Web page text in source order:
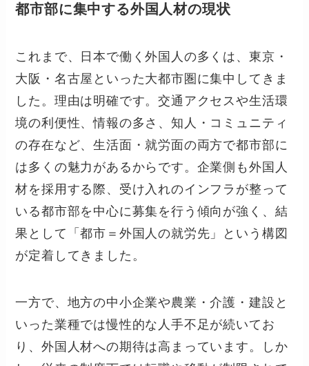
都市部に集中する外国人材の現状
これまで、日本で働く外国人の多くは、東京・
大阪・名古屋といった大都市圏に集中してきま
した。理由は明確です。交通アクセスや生活環
境の利便性、情報の多さ、知人・コミュニティ
の存在など、生活面・就労面の両方で都市部に
は多くの魅力があるからです。企業側も外国人
材を採用する際、受け入れのインフラが整って
いる都市部を中心に募集を行う傾向が強く、結
果として「都市＝外国人の就労先」という構図
が定着してきました。
一方で、地方の中小企業や農業・介護・建設と
いった業種では慢性的な人手不足が続いてお
り、外国人材への期待は高まっています。しか